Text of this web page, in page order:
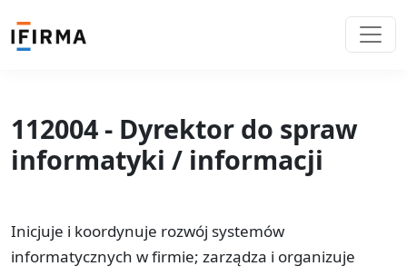
112004 - Dyrektor do spraw
informatyki / informacji
Inicjuje i koordynuje rozwój systemów
informatycznych w firmie; zarządza i organizuje